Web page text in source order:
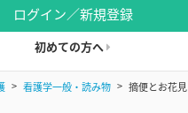
ログイン／新規登録
初めての方へ
看護学一般・読み物 摘便とお花見